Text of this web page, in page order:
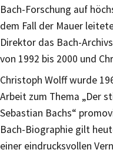
Bach-Forschung auf
dem Fall der Mauer
Direktor das Bach-
von 1992 bis 2000 und
Christoph Wolff wurde
Arbeit zum Thema „Der
Sebastian Bachs“
Bach-Biographie gilt
einer eindrucksvollen